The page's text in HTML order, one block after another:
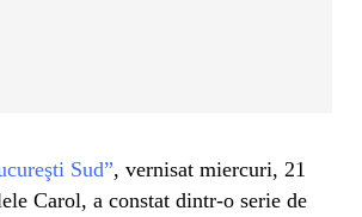
Sud”, vernisat miercuri, 21
Carol, a constat dintr-o serie de